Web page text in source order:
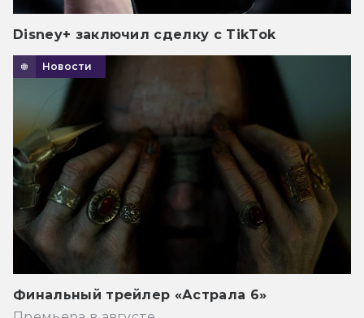
Disney+ заключил сделку с TikTok
Новости
Финальный трейлер «Астрала 6»